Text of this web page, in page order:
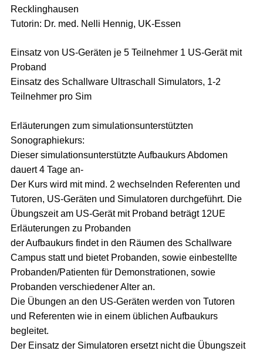
Recklinghausen
Tutorin: Dr. med. Nelli Hennig, UK-Essen
Einsatz von US-Geräten je 5 Teilnehmer 1 US-Gerät mit
Proband
Einsatz des Schallware Ultraschall Simulators, 1-2
Teilnehmer pro Sim
Erläuterungen zum simulationsunterstützten
Sonographiekurs:
Dieser simulationsunterstützte Aufbaukurs Abdomen
dauert 4 Tage an-
Der Kurs wird mit mind. 2 wechselnden Referenten und
Tutoren, US-Geräten und Simulatoren durchgeführt. Die
Übungszeit am US-Gerät mit Proband beträgt 12UE
Erläuterungen zu Probanden
der Aufbaukurs findet in den Räumen des Schallware
Campus statt und bietet Probanden, sowie einbestellte
Probanden/Patienten für Demonstrationen, sowie
Probanden verschiedener Alter an.
Die Übungen an den US-Geräten werden von Tutoren
und Referenten wie in einem üblichen Aufbaukurs
begleitet.
Der Einsatz der Simulatoren ersetzt nicht die Übungszeit